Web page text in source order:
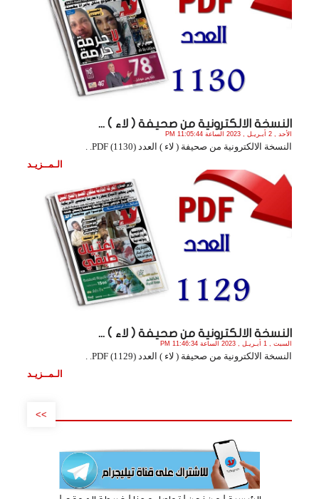
النسخة الالكترونية من صحيفة ( لاء ) ...
الأحد , 2 أبـريـل , 2023 الساعة 11:05:44 PM
النسخة الالكترونية من صحيفة ( لاء ) العدد (1130) PDF. .
الـمــزيـد
النسخة الالكترونية من صحيفة ( لاء ) ...
السبت , 1 أبـريـل , 2023 الساعة 11:46:34 PM
النسخة الالكترونية من صحيفة ( لاء ) العدد (1129) PDF. .
الـمــزيـد
>>